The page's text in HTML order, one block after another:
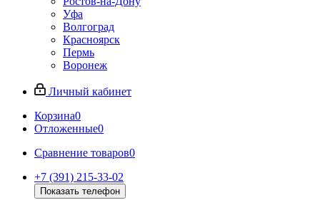
Уфа
Волгоград
Красноярск
Пермь
Воронеж
Личный кабинет
Корзина0
Отложенные0
Сравнение товаров0
+7 (391) 215-33-02
Показать телефон